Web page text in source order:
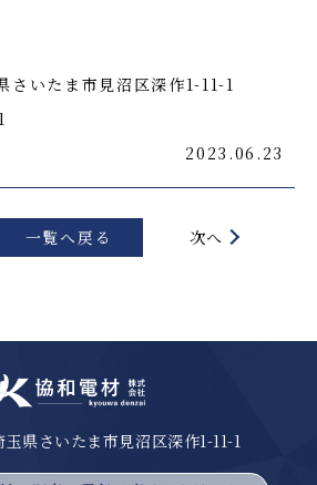
いたま市見沼区深作1-11-1
2023.06.23
次へ
一覧へ戻る
県さいたま市見沼区深作1-11-1